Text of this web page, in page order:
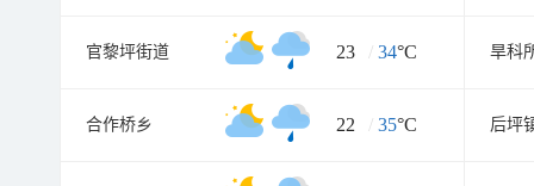
官黎坪街道 23 / 34°C 旱科
合作桥乡 22 / 35°C 后坪